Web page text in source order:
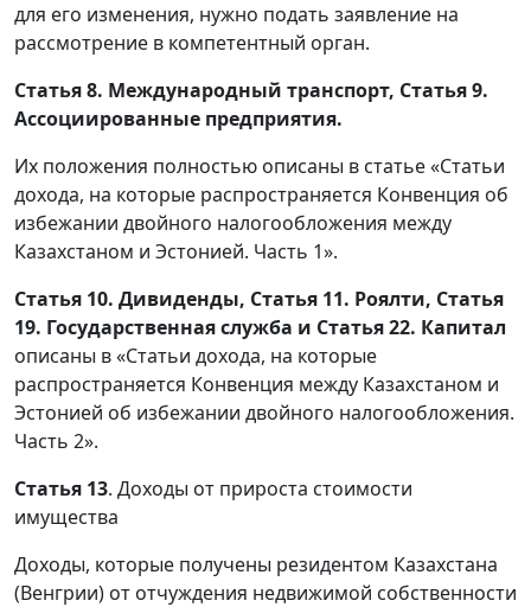
для его изменения, нужно подать заявление на
рассмотрение в компетентный орган.
Статья 8. Международный транспорт, Статья 9.
Ассоциированные предприятия.
Их положения полностью описаны в статье «Статьи
дохода, на которые распространяется Конвенция об
избежании двойного налогообложения между
Казахстаном и Эстонией. Часть 1».
Статья 10. Дивиденды, Статья 11. Роялти, Статья
19. Государственная служба и Статья 22. Капитал
описаны в «Статьи дохода, на которые
распространяется Конвенция между Казахстаном и
Эстонией об избежании двойного налогообложения.
Часть 2».
Статья 13. Доходы от прироста стоимости
имущества
Доходы, которые получены резидентом Казахстана
(Венгрии) от отчуждения недвижимой собственности